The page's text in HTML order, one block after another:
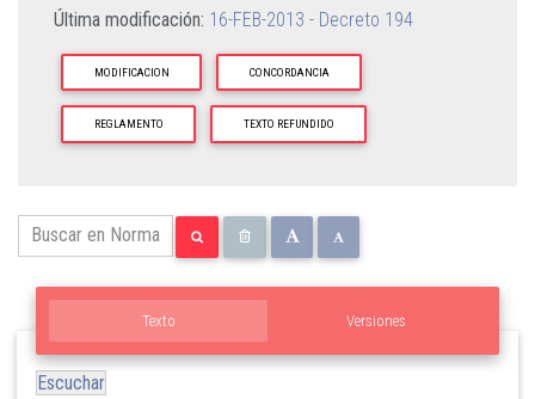
Última modificación: 16-FEB-2013 - Decreto 194
MODIFICACION CONCORDANCIA
REGLAMENTO TEXTO REFUNDIDO
Texto Versiones
Escuchar